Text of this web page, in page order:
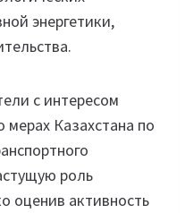
энергетики,
с интересом
Казахстана по
роль
оценив активность